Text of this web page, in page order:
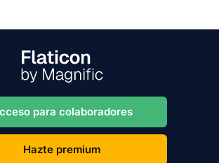
para colaboradores
Hazte premium